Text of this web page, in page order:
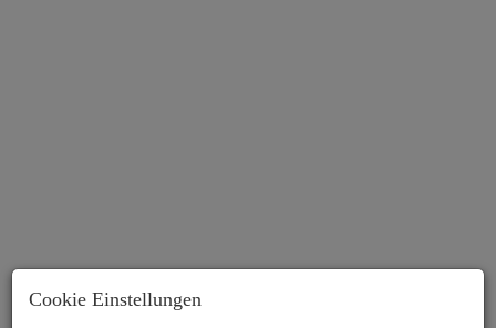
Cookie Einstellungen